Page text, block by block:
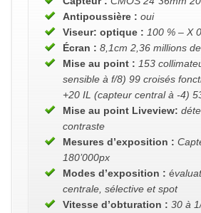
Antipoussière : oui
Viseur: optique : 100 % – X
Écran : 8,1cm 2,36 millions
Mise au point : 153
sensible à f/8) 99 croisés
+20 IL (capteur central à -4)
Mise au point Liveview:
contraste
Mesures d’exposition :
180’000px
Modes d’exposition : é
centrale, sélective et spot
Vitesse d’obturation : 30 à